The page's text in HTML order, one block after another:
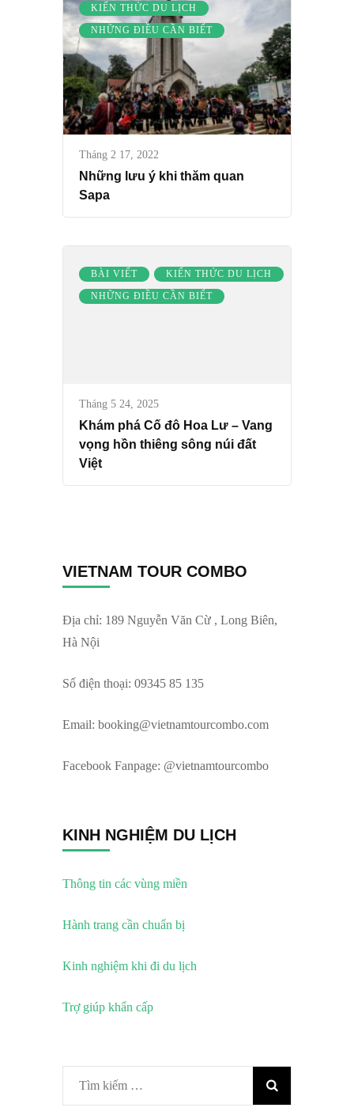
KIẾN THỨC DU LỊCH
NHỮNG ĐIỀU CẦN BIẾT
Tháng 2 17, 2022
Những lưu ý khi thăm quan
Sapa
BÀI VIẾT
KIẾN THỨC DU LỊCH
NHỮNG ĐIỀU CẦN BIẾT
Tháng 5 24, 2025
Khám phá Cố đô Hoa Lư – Vang
vọng hồn thiêng sông núi đất
Việt
VIETNAM TOUR COMBO
Địa chỉ: 189 Nguyễn Văn Cừ , Long Biên,
Hà Nội
Số điện thoại: 09345 85 135
Email: booking@vietnamtourcombo.com
Facebook Fanpage: @vietnamtourcombo
KINH NGHIỆM DU LỊCH
Thông tin các vùng miền
Hành trang cần chuẩn bị
Kinh nghiệm khi đi du lịch
Trợ giúp khẩn cấp
Tìm
kiếm